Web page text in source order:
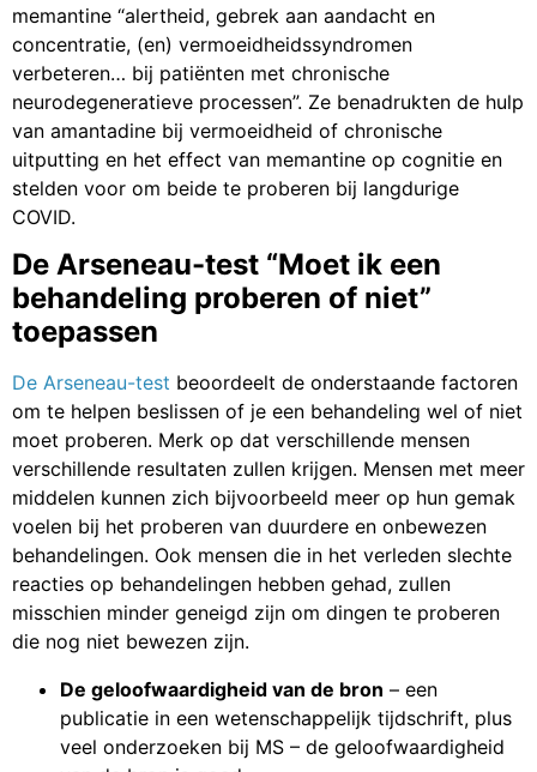
memantine “alertheid, gebrek aan aandacht en
concentratie, (en) vermoeidheidssyndromen
verbeteren… bij patiënten met chronische
neurodegeneratieve processen”. Ze benadrukten de hulp
van amantadine bij vermoeidheid of chronische
uitputting en het effect van memantine op cognitie en
stelden voor om beide te proberen bij langdurige
COVID.
De Arseneau-test “Moet ik een
behandeling proberen of niet”
toepassen
De Arseneau-test beoordeelt de onderstaande factoren
om te helpen beslissen of je een behandeling wel of niet
moet proberen. Merk op dat verschillende mensen
verschillende resultaten zullen krijgen. Mensen met meer
middelen kunnen zich bijvoorbeeld meer op hun gemak
voelen bij het proberen van duurdere en onbewezen
behandelingen. Ook mensen die in het verleden slechte
reacties op behandelingen hebben gehad, zullen
misschien minder geneigd zijn om dingen te proberen
die nog niet bewezen zijn.
De geloofwaardigheid van de bron – een
publicatie in een wetenschappelijk tijdschrift, plus
veel onderzoeken bij MS – de geloofwaardigheid